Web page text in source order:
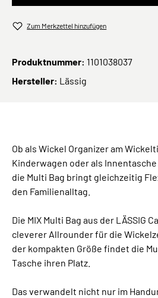
Zum Merkzettel hinzufügen
Produktnummer: 1101038037
Hersteller: Lässig
Ob als Wickel Organizer am
Kinderwagen oder als Innentasche
die Multi Bag bringt gleichzeitig
den Familienalltag.
Die MIX Multi Bag aus der LÄSSIG
cleverer Allrounder für die
der kompakten Größe findet die
Tasche ihren Platz.
Das verwandelt nicht nur im